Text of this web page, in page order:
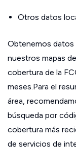
Otros datos
Obtenemos datos
nuestros mapas
cobertura de la
meses.Para el
área,
búsqueda por
cobertura más
de servicios de